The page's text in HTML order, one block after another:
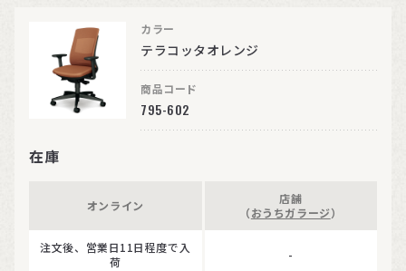
カラー
テラコッタオレンジ
商品コード
795-602
在庫
オンライン
注文後、営業日11日程度で入
荷
店舗
（おうちガラージ）
-